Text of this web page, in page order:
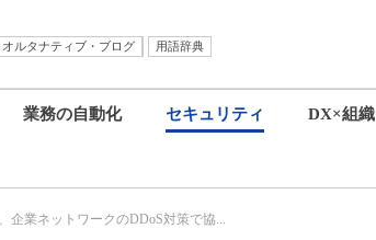
オルタナティブ・ブログ
用語辞典
業務の自動化 セキュリティ DX×組織
企業ネットワークのDDoS対策で協...